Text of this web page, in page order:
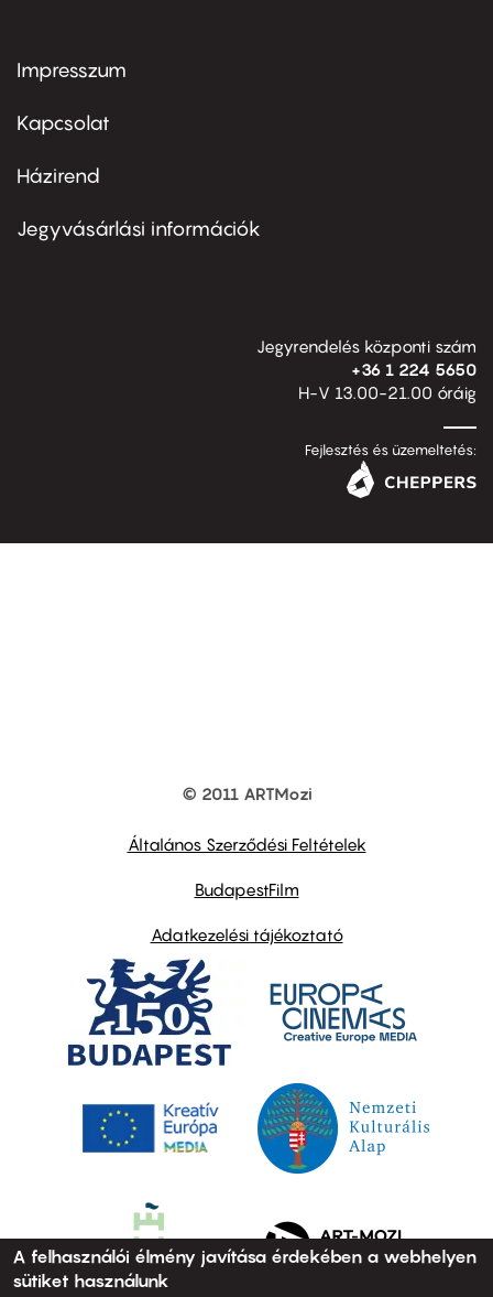
Footer
first
Impresszum
Kapcsolat
Footer
second
Házirend
Jegyvásárlási információk
Jegyrendelés központi szám
+36 1 224 5650
H-V 13.00-21.00 óráig
Fejlesztés és üzemeltetés:
© 2011 ARTMozi
Általános Szerződési Feltételek
BudapestFilm
Adatkezelési tájékoztató
A felhasználói élmény javítása érdekében a webhelyen
sütiket használunk